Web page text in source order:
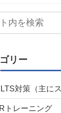
リー
対策（主に
トレーニング